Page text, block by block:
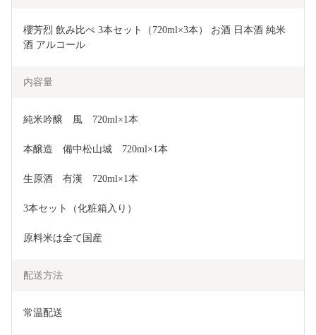
櫻芳烈 飲み比べ 3本セット（720ml×3本） お酒 日本酒 純米
酒 アルコール
内容量
純米吟醸　風　720ml×1本
本醸造　備中松山城　720ml×1本
生原酒　有漢　720ml×1本
3本セット（化粧箱入り）
原料米は全て国産
配送方法
常温配送